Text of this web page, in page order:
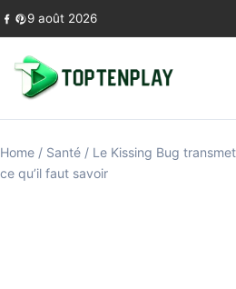
Skip to content
9 août 2026
Home / Santé / Le Kissing Bug
ce qu’il faut savoir